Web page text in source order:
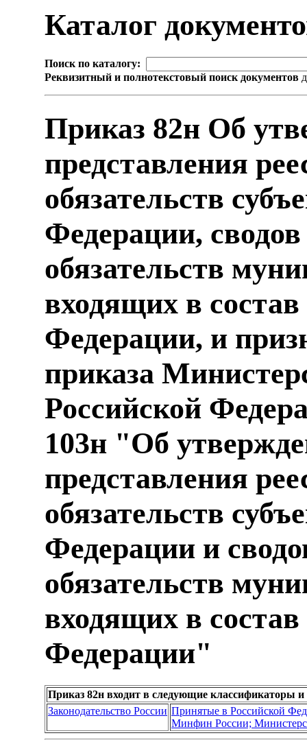
Каталог
Поиск по каталогу:
Реквизитный и полнотекстовый поиск документов
Приказ 82н Об
представления
обязательств
Федерации,
обязательств
входящих в
Федерации, и
приказа
Российской
103н "Об
представления
обязательств
Федерации и
обязательств
входящих в
Федерации"
Приказ 82н входит в следующие классификаторы и
Законодательство России Принятые в Российской
Минфин России;